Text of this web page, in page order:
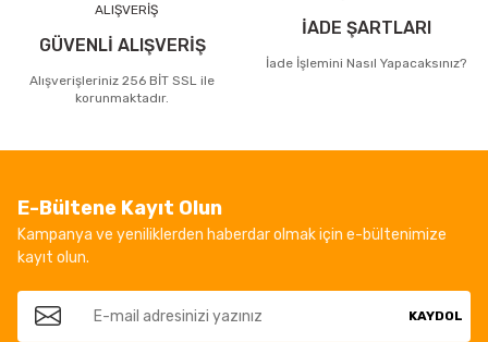
GÜVENLİ ALIŞVERİŞ
Alışverişleriniz 256 BİT SSL ile
korunmaktadır.
İADE ŞARTLARI
İade İşlemini Nasıl Yapacaksınız?
E-Bültene Kayıt Olun
Kampanya ve yeniliklerden haberdar olmak için e-bültenimize
kayıt olun.
KAYDOL